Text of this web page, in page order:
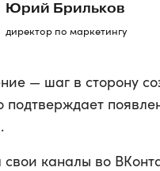
Юрий Брильков
директор по маркетингу
— шаг в сторону
подтверждает
каналы во